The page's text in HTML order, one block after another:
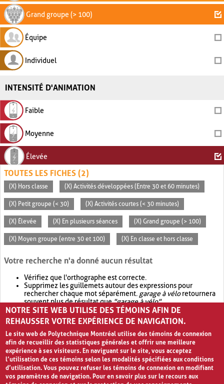
Grand groupe (> 100)
Équipe
Individuel
INTENSITÉ D'ANIMATION
Faible
Moyenne
Élevée
TOUTES LES FICHES (2)
(X) Hors classe (X) Activités développées (Entre 30 et 60 minutes)
(X) Petit groupe (< 30) (X) Activités courtes (< 30 minutes)
(X) Élevée (X) En plusieurs séances (X) Grand groupe (> 100)
(X) Moyen groupe (entre 30 et 100) (X) En classe et hors classe
Votre recherche n'a donné aucun résultat
Vérifiez que l'orthographe est correcte.
Supprimez les guillemets autour des expressions pour
rechercher chaque mot séparément. garage à véloretournera
souvent plus de résultat que"garage à vélo".
Envisagez d'élargir votre recherche avec OR.garage OR vélo
retournera souvent plus de résultat quegarage à vélo
NOTRE SITE WEB UTILISE DES TÉMOINS AFIN DE
REHAUSSER VOTRE EXPÉRIENCE DE NAVIGATION.
Le site web de Polytechnique Montréal utilise des témoins de connexion
afin de recueillir des statistiques générales et offrir une meilleure
expérience à ses visiteurs. En naviguant sur le site, vous acceptez
l’utilisation de ces témoins selon les modalités spécifiées aux conditions
d’utilisation. Vous pouvez refuser les témoins de connexion en modifiant
vos paramètres de navigation. Pour en savoir plus sur le recours aux